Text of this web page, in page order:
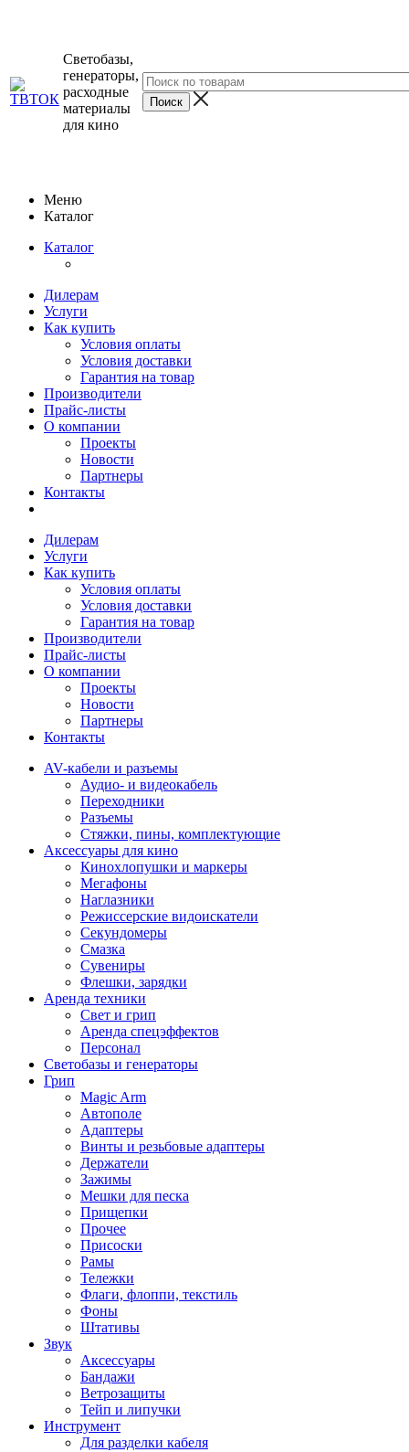
Светобазы,
генераторы,
расходные
материалы
для кино
Меню
Каталог
Каталог
Дилерам
Услуги
Как купить
Условия оплаты
Условия доставки
Гарантия на товар
Производители
Прайс-листы
О компании
Проекты
Новости
Партнеры
Контакты
Дилерам
Услуги
Как купить
Условия оплаты
Условия доставки
Гарантия на товар
Производители
Прайс-листы
О компании
Проекты
Новости
Партнеры
Контакты
AV-кабели и разъемы
Аудио- и видеокабель
Переходники
Разъемы
Стяжки, пины, комплектующие
Аксессуары для кино
Кинохлопушки и маркеры
Мегафоны
Наглазники
Режиссерские видоискатели
Секундомеры
Смазка
Сувениры
Флешки, зарядки
Аренда техники
Свет и грип
Аренда спецэффектов
Персонал
Светобазы и генераторы
Грип
Magic Arm
Автополе
Адаптеры
Винты и резьбовые адаптеры
Держатели
Зажимы
Мешки для песка
Прищепки
Прочее
Присоски
Рамы
Тележки
Флаги, флоппи, текстиль
Фоны
Штативы
Звук
Аксессуары
Бандажи
Ветрозащиты
Тейп и липучки
Инструмент
Для разделки кабеля